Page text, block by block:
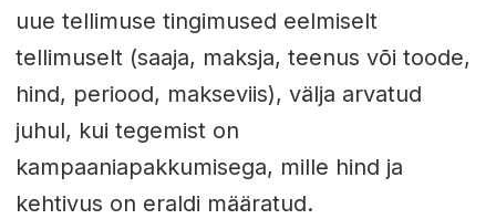
uue tellimuse tingimused eelmiselt
tellimuselt (saaja, maksja, teenus või toode,
hind, periood, makseviis), välja arvatud
juhul, kui tegemist on
kampaaniapakkumisega, mille hind ja
kehtivus on eraldi määratud.